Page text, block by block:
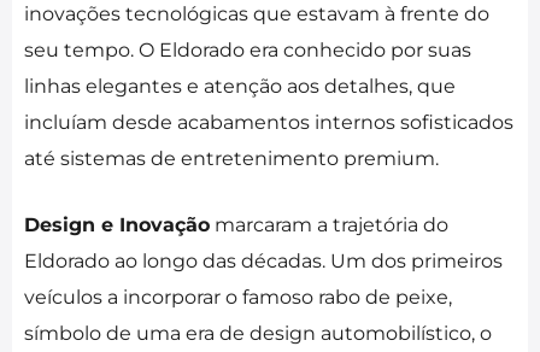
inovações tecnológicas que estavam à frente do
seu tempo. O Eldorado era conhecido por suas
linhas elegantes e atenção aos detalhes, que
incluíam desde acabamentos internos sofisticados
até sistemas de entretenimento premium.
Design e Inovação marcaram a trajetória do
Eldorado ao longo das décadas. Um dos primeiros
veículos a incorporar o famoso rabo de peixe,
símbolo de uma era de design automobilístico, o